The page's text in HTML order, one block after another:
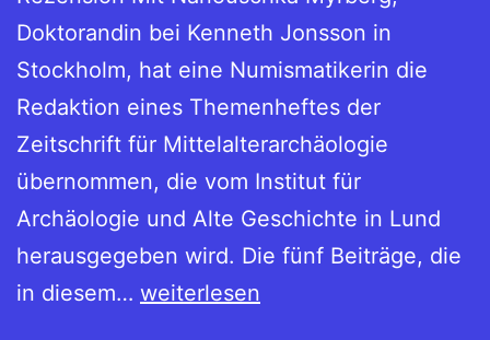
Doktorandin bei Kenneth Jonsson in
Stockholm, hat eine Numismatikerin die
Redaktion eines Themenheftes der
Zeitschrift für Mittelalterarchäologie
übernommen, die vom Institut für
Archäologie und Alte Geschichte in Lund
herausgegeben wird. Die fünf Beiträge, die
in diesem… META.
weiterlesen